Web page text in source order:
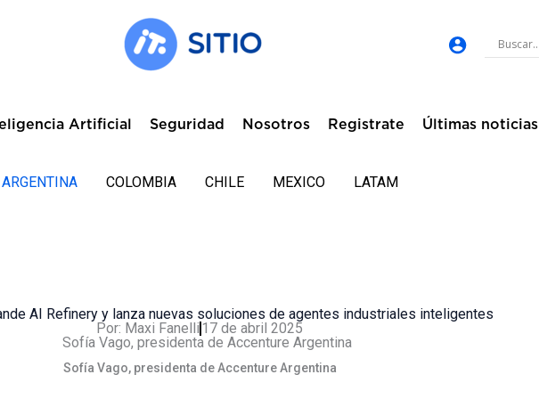
Artificial Seguridad Nosotros Registrate Últimas noticias
ARGENTINA COLOMBIA CHILE MEXICO LATAM
AI Refinery y lanza nuevas soluciones de agentes industriales inteligentes
Por: Maxi Fanelli 17 de abril 2025
Sofía Vago, presidenta de Accenture Argentina